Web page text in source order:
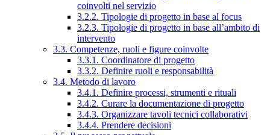
coinvolti nel servizio
3.2.2. Tipologie di progetto in base al focus
3.2.3. Tipologie di progetto in base all’ambito di
intervento
3.3. Competenze, ruoli e figure coinvolte
3.3.1. Coordinatore di progetto
3.3.2. Definire ruoli e responsabilità
3.4. Metodo di lavoro
3.4.1. Definire processi, strumenti e rituali
3.4.2. Curare la documentazione di progetto
3.4.3. Organizzare tavoli tecnici collaborativi
3.4.4. Prendere decisioni